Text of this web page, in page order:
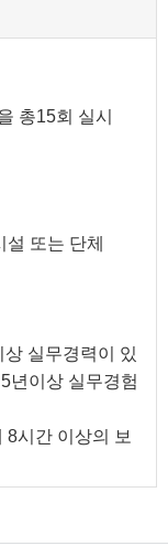
총15회 실시
또는 단체
실무경력이 있
년이상 실무경험
시간 이상의 보